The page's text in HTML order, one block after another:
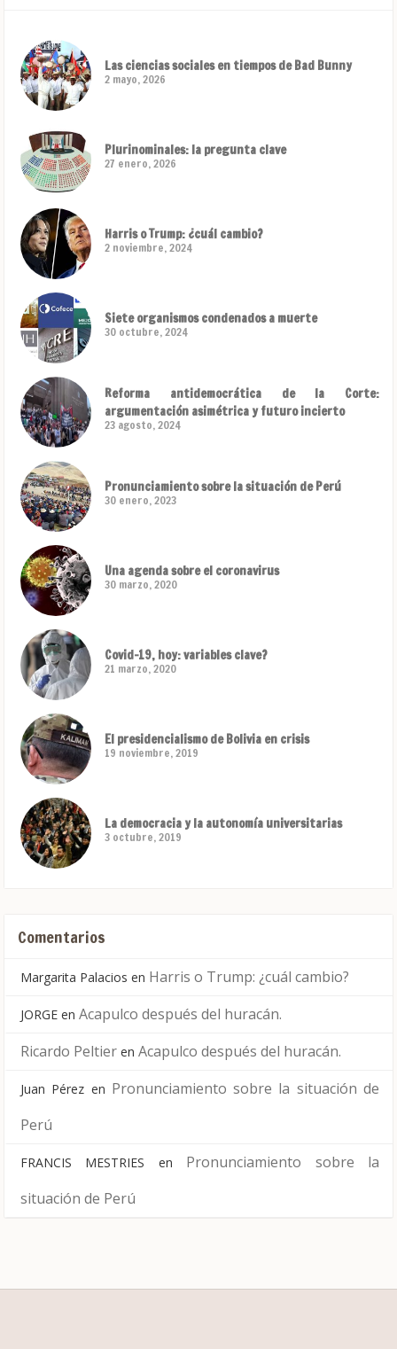
Las ciencias sociales en tiempos de Bad Bunny
2 mayo, 2026
Plurinominales: la pregunta clave
27 enero, 2026
Harris o Trump: ¿cuál cambio?
2 noviembre, 2024
Siete organismos condenados a muerte
30 octubre, 2024
Reforma antidemocrática de la Corte:
argumentación asimétrica y futuro incierto
23 agosto, 2024
Pronunciamiento sobre la situación de Perú
30 enero, 2023
Una agenda sobre el coronavirus
30 marzo, 2020
Covid-19, hoy: variables clave?
21 marzo, 2020
El presidencialismo de Bolivia en crisis
19 noviembre, 2019
La democracia y la autonomía universitarias
3 octubre, 2019
Comentarios
Margarita Palacios en Harris o Trump: ¿cuál cambio?
JORGE en Acapulco después del huracán.
Ricardo Peltier en Acapulco después del huracán.
Juan Pérez en Pronunciamiento sobre la situación de
Perú
FRANCIS MESTRIES en Pronunciamiento sobre la
situación de Perú